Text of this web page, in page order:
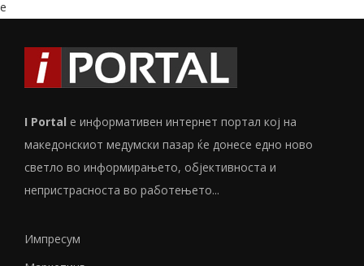
e
I Portal е информативен интернет портал кој на
македонскиот медумски пазар ќе донесе едно ново
светло во информирањето, објективноста и
непристрасноста во работењето...
Импресум